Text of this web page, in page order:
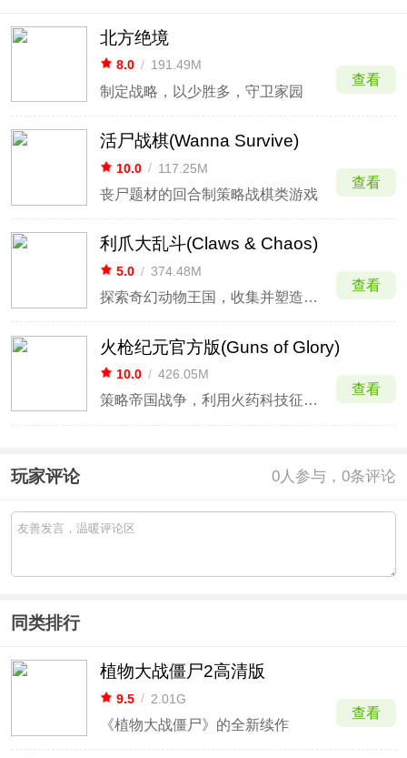
北方绝境
8.0 / 191.49M
制定战略，以少胜多，守卫家园
查看
活尸战棋(Wanna Survive)
10.0 / 117.25M
丧尸题材的回合制策略战棋类游戏
查看
利爪大乱斗(Claws & Chaos)
5.0 / 374.48M
探索奇幻动物王国，收集并塑造各种萌趣可爱的动物。
查看
火枪纪元官方版(Guns of Glory)
10.0 / 426.05M
策略帝国战争，利用火药科技征服欧洲大陆。
查看
玩家评论 0 人参与，0条评论
同类排行
植物大战僵尸2高清版
9.5 / 2.01G
《植物大战僵尸》的全新续作
查看